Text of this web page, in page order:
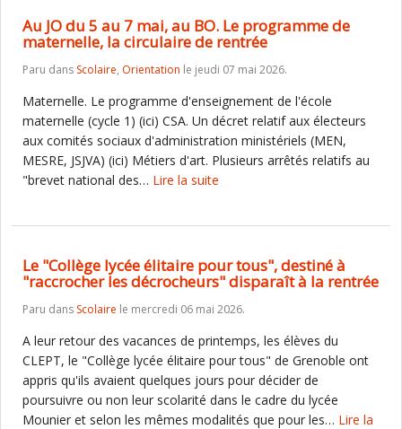
Au JO du 5 au 7 mai, au BO. Le programme de
maternelle, la circulaire de rentrée
Paru dans Scolaire, Orientation le jeudi 07 mai 2026.
Maternelle. Le programme d'enseignement de l'école
maternelle (cycle 1) (ici) CSA. Un décret relatif aux électeurs
aux comités sociaux d'administration ministériels (MEN,
MESRE, JSJVA) (ici) Métiers d'art. Plusieurs arrêtés relatifs au
"brevet national des… Lire la suite
Le "Collège lycée élitaire pour tous", destiné à
"raccrocher les décrocheurs" disparaît à la rentrée
Paru dans Scolaire le mercredi 06 mai 2026.
A leur retour des vacances de printemps, les élèves du
CLEPT, le "Collège lycée élitaire pour tous" de Grenoble ont
appris qu'ils avaient quelques jours pour décider de
poursuivre ou non leur scolarité dans le cadre du lycée
Mounier et selon les mêmes modalités que pour les… Lire la